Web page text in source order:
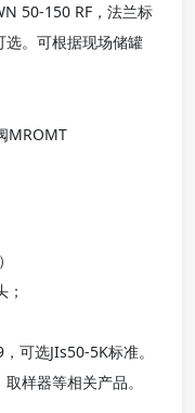
50-150 RF，法兰标
。可根据现场储罐
可选JIs50-5K标准。
样器等相关产品。